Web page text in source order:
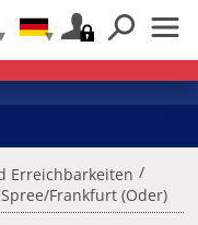
Erreichbarkeiten /
Frankfurt (Oder)